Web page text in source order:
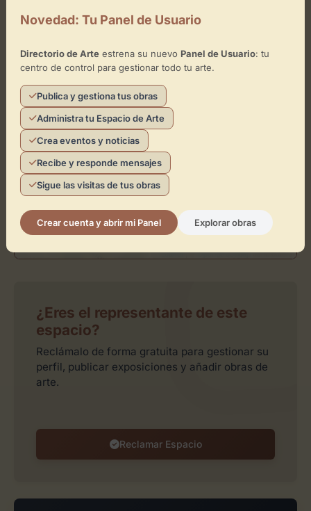
Monasterio de Nuestra Señora de la Asunción La
×
Leaflet| ©OpenStreetMapcontributors
Toca el mapa para interactuar
Activar Mapa
¿Eres el representante de este
espacio?
Reclámalo de forma gratuita para gestionar su
perfil, publicar exposiciones y añadir obras de
arte.
Reclamar Espacio
Novedad: Tu Panel de Usuario
Directorio de Arteestrena su nuevo Panel de Usuario: tu
centro de control para gestionar todo tu arte.
Publica y gestiona tus obras
Administra tu Espacio de Arte
Crea eventos y noticias
Recibe y responde mensajes
Sigue las visitas de tus obras
Crear cuenta y abrir mi Panel Explorar obras